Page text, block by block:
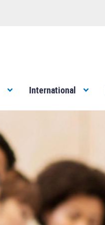
International